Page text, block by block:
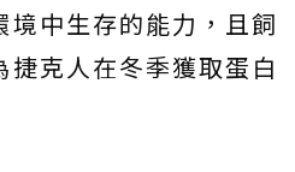
中生存的能力，且飼
克人在冬季獲取蛋白